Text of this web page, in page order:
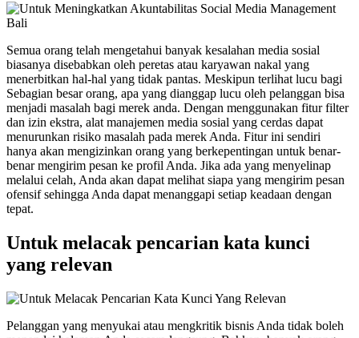
Semua orang telah mengetahui banyak kesalahan media sosial
biasanya disebabkan oleh peretas atau karyawan nakal yang
menerbitkan hal-hal yang tidak pantas. Meskipun terlihat lucu bagi
Sebagian besar orang, apa yang dianggap lucu oleh pelanggan bisa
menjadi masalah bagi merek anda. Dengan menggunakan fitur filter
dan izin ekstra, alat manajemen media sosial yang cerdas dapat
menurunkan risiko masalah pada merek Anda. Fitur ini sendiri
hanya akan mengizinkan orang yang berkepentingan untuk benar-
benar mengirim pesan ke profil Anda. Jika ada yang menyelinap
melalui celah, Anda akan dapat melihat siapa yang mengirim pesan
ofensif sehingga Anda dapat menanggapi setiap keadaan dengan
tepat.
Untuk melacak pencarian kata kunci
yang relevan
Pelanggan yang menyukai atau mengkritik bisnis Anda tidak boleh